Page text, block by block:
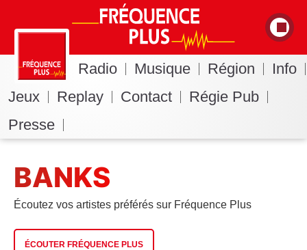
Radio Musique Région
Info
Jeux
Replay Contact
Régie Pub
Presse
BANKS
Écoutez vos artistes préférés sur Fréquence Plus
ÉCOUTER FRÉQUENCE PLUS